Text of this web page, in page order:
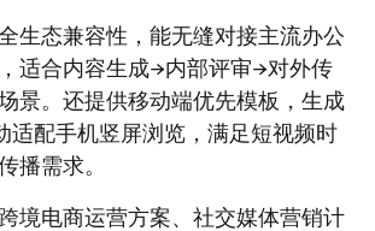
全生态兼容性，能无缝对接主流办公
适合内容生成→内部评审→对外传
景。还提供移动端优先模板，生成
适配手机竖屏浏览，满足短视频时
播需求。
境电商运营方案、社交媒体营销计